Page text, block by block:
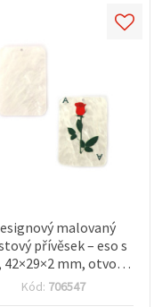
malovaný
přívěsek – eso s
42×29×2 mm, otvor 1
pro šperky a tvoření
Kód: 706547